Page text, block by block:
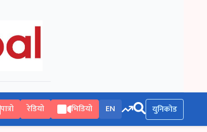
पात्रो रेडियो भिडियो EN युनिकोड